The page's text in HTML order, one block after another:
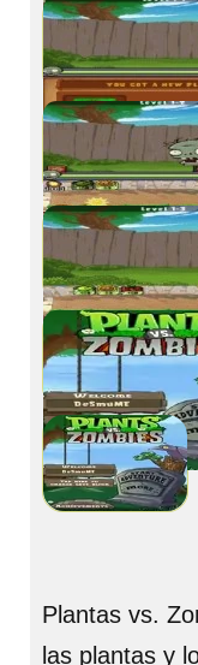
Plantas vs.
las plantas y